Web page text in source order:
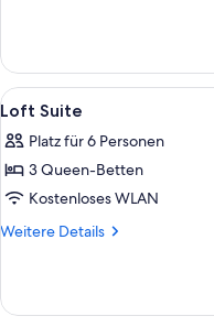
Zimmer,
2 Queen-
Betten
Alle
Fotos
für
Loft
Suite
anzeigen
2
Loft Suite
Platz für 6 Personen
3 Queen-Betten
Kostenloses WLAN
Weitere Details
Weitere
Suite